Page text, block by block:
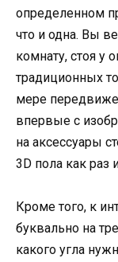
определенном
что и одна. Вы
комнату, стоя у
традиционных
мере
впервые с
на аксессуары
3D пола как раз
Кроме того, к
буквально на
какого угла